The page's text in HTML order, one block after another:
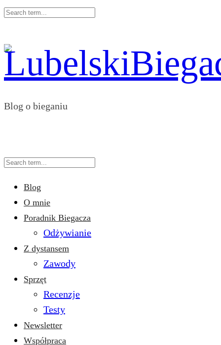
Blog o bieganiu
Blog
O mnie
Poradnik Biegacza
Odżywianie
Z dystansem
Zawody
Sprzęt
Recenzje
Testy
Newsletter
Współpraca